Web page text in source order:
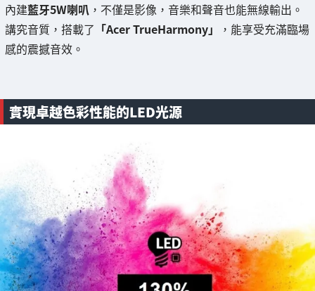
內建藍牙5W喇叭 ，不僅是影像，音樂和聲音也能無線輸出。
講究音質，搭載了 「Acer TrueHarmony」
，能享受充滿臨場
感的震撼音效。
實現卓越色彩性能的LED光源